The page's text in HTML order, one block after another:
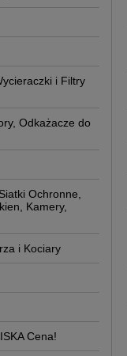
i Filtry
Odkażacze do
Ochronne,
Kamery,
i Kociary
Cena!